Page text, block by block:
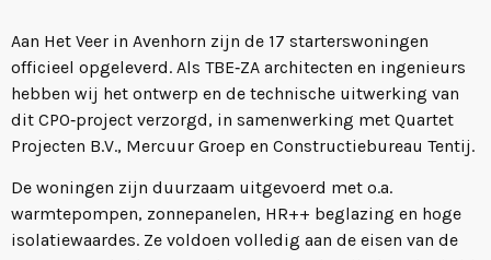
Aan Het Veer in Avenhorn zijn de 17 starterswoningen
officieel opgeleverd. Als TBE‑ZA architecten en ingenieurs
hebben wij het ontwerp en de technische uitwerking van
dit CPO‑project verzorgd, in samenwerking met Quartet
Projecten B.V., Mercuur Groep en Constructiebureau Tentij.
De woningen zijn duurzaam uitgevoerd met o.a.
warmtepompen, zonnepanelen, HR++ beglazing en hoge
isolatiewaardes. Ze voldoen volledig aan de eisen van de